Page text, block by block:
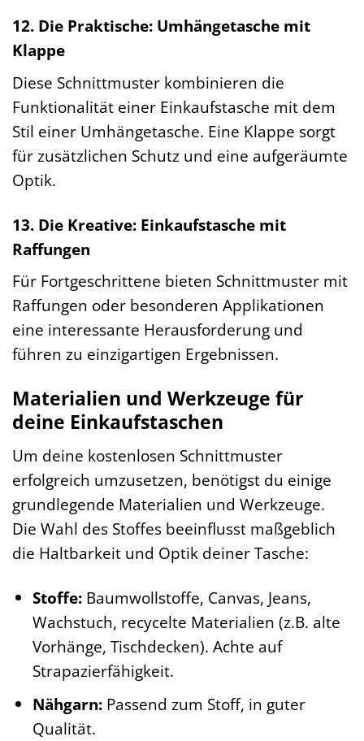
12. Die Praktische: Umhängetasche mit
Klappe
Diese Schnittmuster kombinieren die
Funktionalität einer Einkaufstasche mit dem
Stil einer Umhängetasche. Eine Klappe sorgt
für zusätzlichen Schutz und eine aufgeräumte
Optik.
13. Die Kreative: Einkaufstasche mit
Raffungen
Für Fortgeschrittene bieten Schnittmuster mit
Raffungen oder besonderen Applikationen
eine interessante Herausforderung und
führen zu einzigartigen Ergebnissen.
Materialien und Werkzeuge für
deine Einkaufstaschen
Um deine kostenlosen Schnittmuster
erfolgreich umzusetzen, benötigst du einige
grundlegende Materialien und Werkzeuge.
Die Wahl des Stoffes beeinflusst maßgeblich
die Haltbarkeit und Optik deiner Tasche:
Stoffe:Baumwollstoffe, Canvas, Jeans,
Wachstuch, recycelte Materialien (z.B. alte
Vorhänge, Tischdecken). Achte auf
Strapazierfähigkeit.
Nähgarn:Passend zum Stoff, in guter
Qualität.